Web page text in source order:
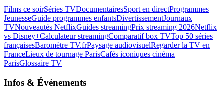
Films ce soirSéries TVDocumentairesSport en directProgrammes
JeunesseGuide programmes enfantsDivertissementJournaux
TVNouveautés NetflixGuides streamingPrix streaming 2026Netflix
vs Disney+Calculateur streamingComparatif box TVTop 50 séries
françaisesBaromètre TV.frPaysage audiovisuelRegarder la TV en
FranceLieux de tournage ParisCafés iconiques cinéma
ParisGlossaire TV
Infos & Événements